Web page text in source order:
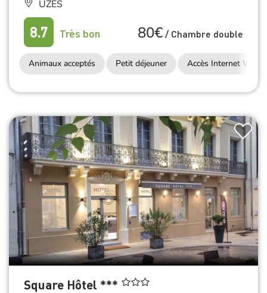
UZÈS
8.7 Très bon 80€/ Chambre double
Animaux acceptés Petit déjeuner Accès Internet Wifi
Square Hôtel ***